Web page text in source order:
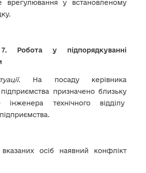
врегулювання у встановленому
Робота у підпорядкуванні
На посаду керівника
призначено близьку
технічного відділу
осіб наявний конфлікт